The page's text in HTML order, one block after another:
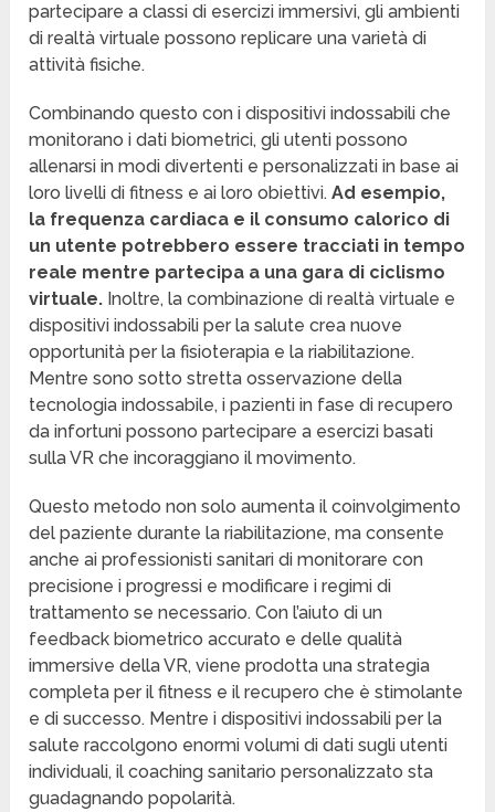
partecipare a classi di esercizi immersivi, gli ambienti
di realtà virtuale possono replicare una varietà di
attività fisiche.
Combinando questo con i dispositivi indossabili che
monitorano i dati biometrici, gli utenti possono
allenarsi in modi divertenti e personalizzati in base ai
loro livelli di fitness e ai loro obiettivi. Ad esempio,
la frequenza cardiaca e il consumo calorico di
un utente potrebbero essere tracciati in tempo
reale mentre partecipa a una gara di ciclismo
virtuale. Inoltre, la combinazione di realtà virtuale e
dispositivi indossabili per la salute crea nuove
opportunità per la fisioterapia e la riabilitazione.
Mentre sono sotto stretta osservazione della
tecnologia indossabile, i pazienti in fase di recupero
da infortuni possono partecipare a esercizi basati
sulla VR che incoraggiano il movimento.
Questo metodo non solo aumenta il coinvolgimento
del paziente durante la riabilitazione, ma consente
anche ai professionisti sanitari di monitorare con
precisione i progressi e modificare i regimi di
trattamento se necessario. Con l’aiuto di un
feedback biometrico accurato e delle qualità
immersive della VR, viene prodotta una strategia
completa per il fitness e il recupero che è stimolante
e di successo. Mentre i dispositivi indossabili per la
salute raccolgono enormi volumi di dati sugli utenti
individuali, il coaching sanitario personalizzato sta
guadagnando popolarità.